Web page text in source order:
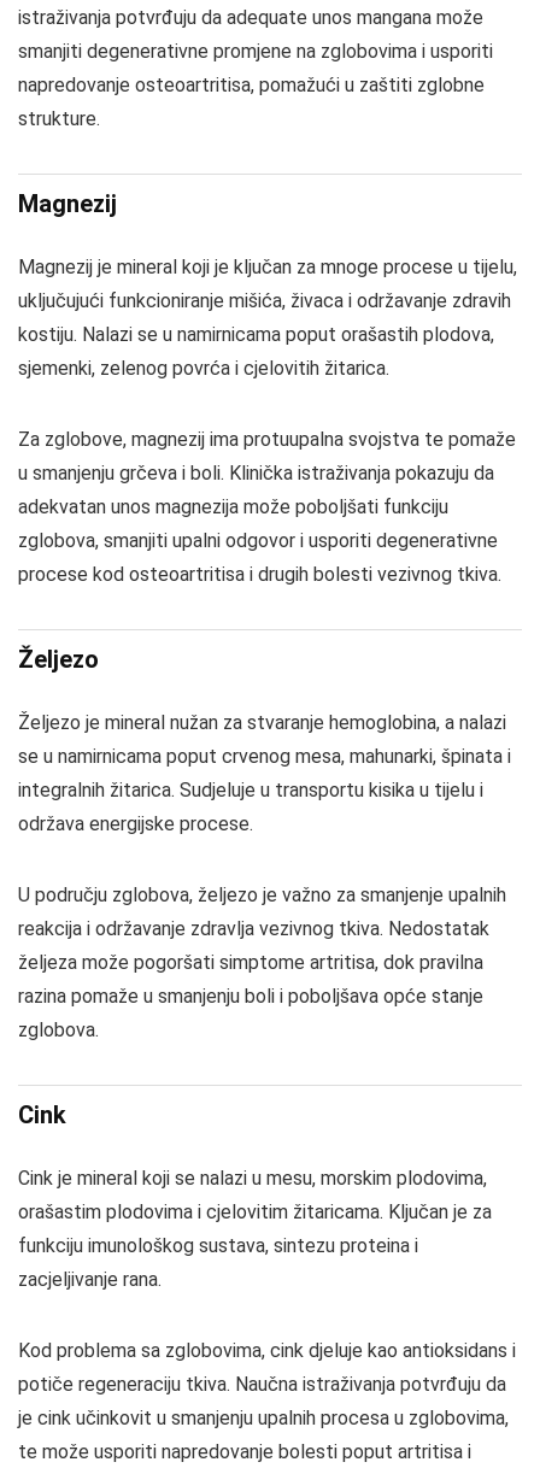
istraživanja potvrđuju da adequate unos mangana može
smanjiti degenerativne promjene na zglobovima i usporiti
napredovanje osteoartritisa, pomažući u zaštiti zglobne
strukture.
Magnezij
Magnezij je mineral koji je ključan za mnoge procese u tijelu,
uključujući funkcioniranje mišića, živaca i održavanje zdravih
kostiju. Nalazi se u namirnicama poput orašastih plodova,
sjemenki, zelenog povrća i cjelovitih žitarica.
Za zglobove, magnezij ima protuupalna svojstva te pomaže
u smanjenju grčeva i boli. Klinička istraživanja pokazuju da
adekvatan unos magnezija može poboljšati funkciju
zglobova, smanjiti upalni odgovor i usporiti degenerativne
procese kod osteoartritisa i drugih bolesti vezivnog tkiva.
Željezo
Željezo je mineral nužan za stvaranje hemoglobina, a nalazi
se u namirnicama poput crvenog mesa, mahunarki, špinata i
integralnih žitarica. Sudjeluje u transportu kisika u tijelu i
održava energijske procese.
U području zglobova, željezo je važno za smanjenje upalnih
reakcija i održavanje zdravlja vezivnog tkiva. Nedostatak
željeza može pogoršati simptome artritisa, dok pravilna
razina pomaže u smanjenju boli i poboljšava opće stanje
zglobova.
Cink
Cink je mineral koji se nalazi u mesu, morskim plodovima,
orašastim plodovima i cjelovitim žitaricama. Ključan je za
funkciju imunološkog sustava, sintezu proteina i
zacjeljivanje rana.
Kod problema sa zglobovima, cink djeluje kao antioksidans i
potiče regeneraciju tkiva. Naučna istraživanja potvrđuju da
je cink učinkovit u smanjenju upalnih procesa u zglobovima,
te može usporiti napredovanje bolesti poput artritisa i